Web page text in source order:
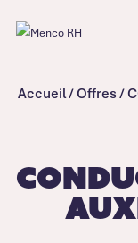
Accueil/Offres/